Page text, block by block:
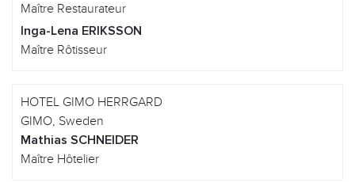
Maître Restaurateur
Inga-Lena ERIKSSON
Maître Rôtisseur
HOTEL GIMO HERRGARD
GIMO, Sweden
Mathias SCHNEIDER
Maître Hôtelier